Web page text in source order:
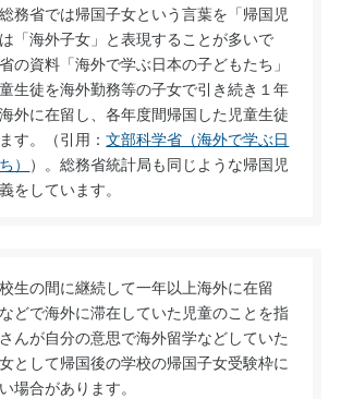
務省では帰国子女という言葉を「帰国児
「海外子女」と表現することが多いで
の資料「海外で学ぶ日本の子どもたち」
生徒を海外勤務等の子女で引き続き１年
外に在留し、各年度間帰国した児童生徒
す。（引用：文部科学省（海外で学ぶ日
） ）。総務省統計局も同じような帰国児
をしています。
生の間に継続して一年以上海外に在留
どで海外に滞在していた児童のことを指
んが自分の意思で海外留学などしていた
として帰国後の学校の帰国子女受験枠に
場合があります。